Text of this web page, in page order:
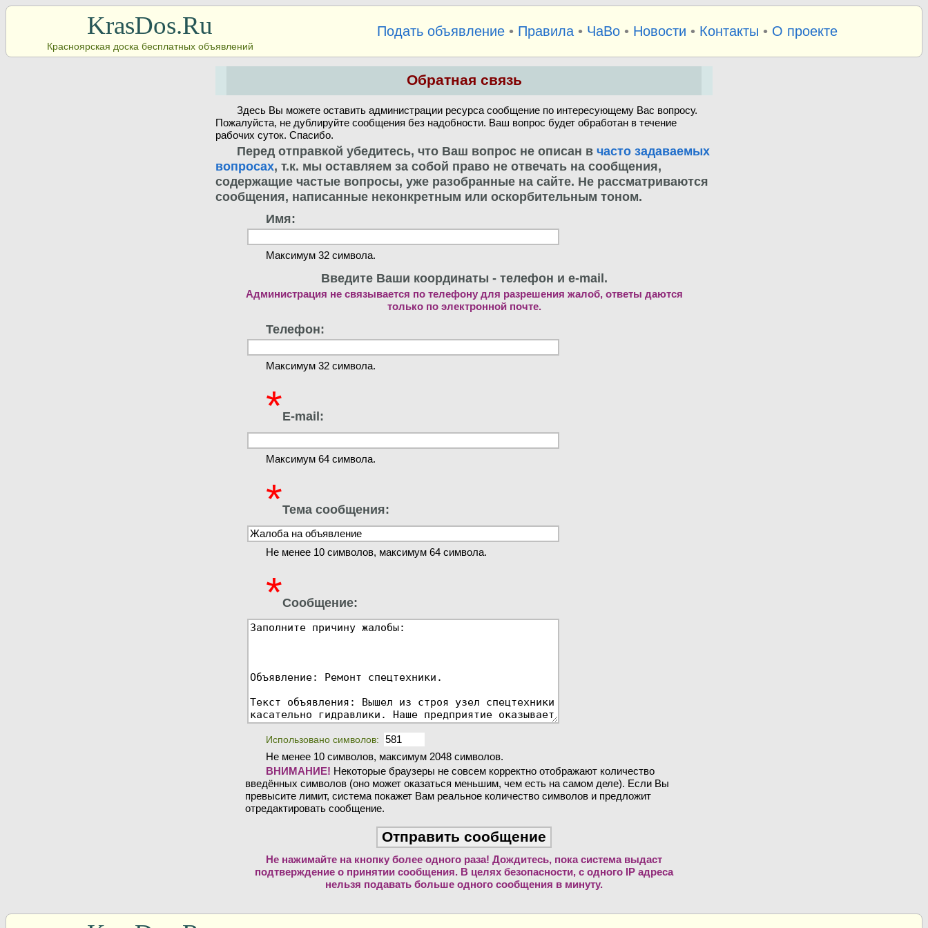
KrasDos.Ru
Красноярская доска бесплатных объявлений
Подать объявление• Правила• ЧаВо• Новости • Контакты • О проекте
Обратная связь
Здесь Вы можете оставить администрации ресурса сообщение по интересующему Вас вопросу.
Пожалуйста, не дублируйте сообщения без надобности. Ваш вопрос будет обработан в течение
рабочих суток. Спасибо.
Перед отправкой убедитесь, что Ваш вопрос не описан в часто задаваемых
вопросах, т.к. мы оставляем за собой право не отвечать на сообщения,
содержащие частые вопросы, уже разобранные на сайте. Не рассматриваются
сообщения, написанные неконкретным или оскорбительным тоном.
Имя:
Максимум 32 символа.
Введите Ваши координаты - телефон и e-mail.
Администрация не связывается по телефону для разрешения жалоб, ответы даются
только по электронной почте.
Телефон:
Максимум 32 символа.
*E-mail:
Максимум 64 символа.
*Тема сообщения:
Не менее 10 символов, максимум 64 символа.
*Сообщение:
Использовано символов:
Не менее 10 символов, максимум 2048 символов.
ВНИМАНИЕ! Некоторые браузеры не совсем корректно отображают количество
введённых символов (оно может оказаться меньшим, чем есть на самом деле). Если Вы
превысите лимит, система покажет Вам реальное количество символов и предложит
отредактировать сообщение.
Не нажимайте на кнопку более одного раза! Дождитесь, пока система выдаст
подтверждение о принятии сообщения. В целях безопасности, с одного IP адреса
нельзя подавать больше одного сообщения в минуту.